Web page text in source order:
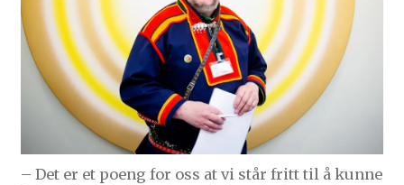
– Det er et poeng for oss at vi står fritt til å kunne